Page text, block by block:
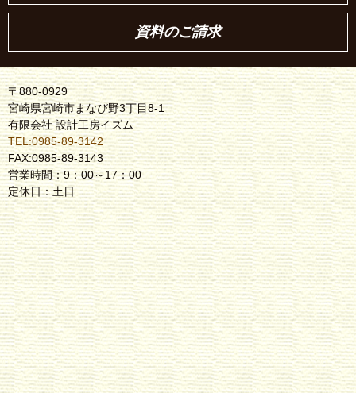
資料のご請求
〒880-0929
宮崎県宮崎市まなび野3丁目8-1
有限会社 設計工房イズム
TEL:0985-89-3142
FAX:0985-89-3143
営業時間：9：00～17：00
定休日：土日